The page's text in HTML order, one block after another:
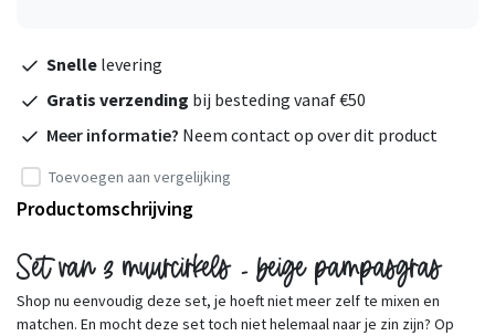
Snelle levering
Gratis verzending bij besteding vanaf €50
Meer informatie? Neem contact op over dit product
Toevoegen aan vergelijking
Productomschrijving
Set van 3 muurcirkels - beige pampasgras
Shop nu eenvoudig deze set, je hoeft niet meer zelf te mixen en
matchen. En mocht deze set toch niet helemaal naar je zin zijn? Op